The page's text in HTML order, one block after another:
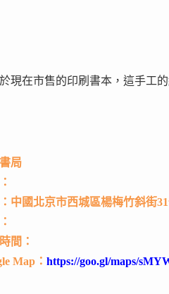
現在市售的印刷書本，這手工
局
中國北京市西城區楊梅竹斜街
間：
Map： https://goo.gl/maps/